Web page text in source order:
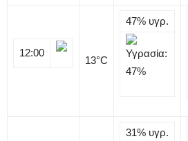
12:00
13°C
47% υγρ.
31% υγρ.